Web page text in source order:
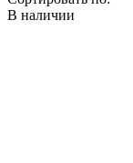
В наличии